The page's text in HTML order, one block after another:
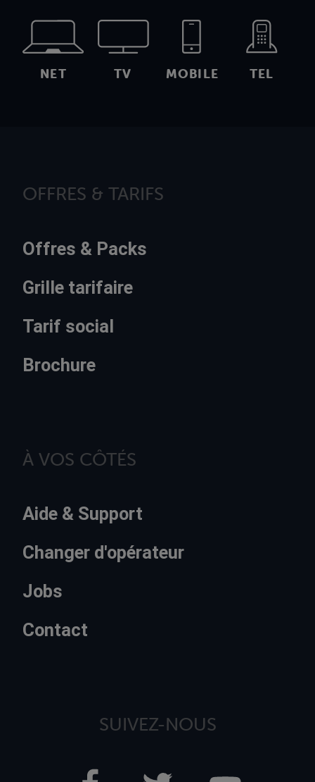
NET TV MOBILE TEL
OFFRES & TARIFS
Offres & Packs
Grille tarifaire
Tarif social
Brochure
À VOS CÔTÉS
Aide & Support
Changer d'opérateur
Jobs
Contact
SUIVEZ-NOUS